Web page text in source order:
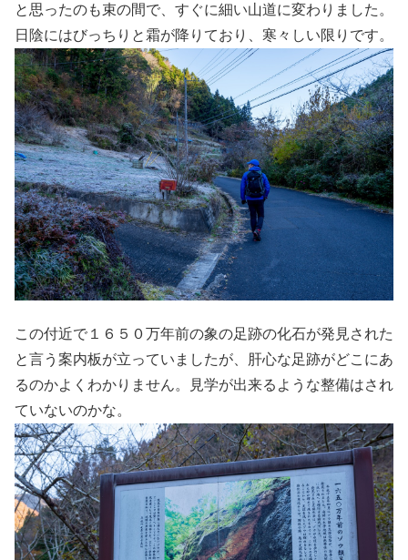
と思ったのも束の間で、すぐに細い山道に変わりました。
日陰にはびっちりと霜が降りており、寒々しい限りです。
この付近で１６５０万年前の象の足跡の化石が発見された
と言う案内板が立っていましたが、肝心な足跡がどこにあ
るのかよくわかりません。見学が出来るような整備はされ
ていないのかな。